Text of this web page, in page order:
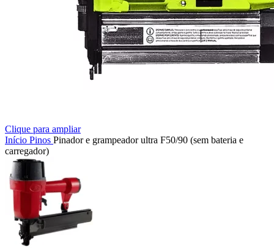
Clique para ampliar
Início Pinos Pinador e grampeador ultra F50/90 (sem bateria e
carregador)